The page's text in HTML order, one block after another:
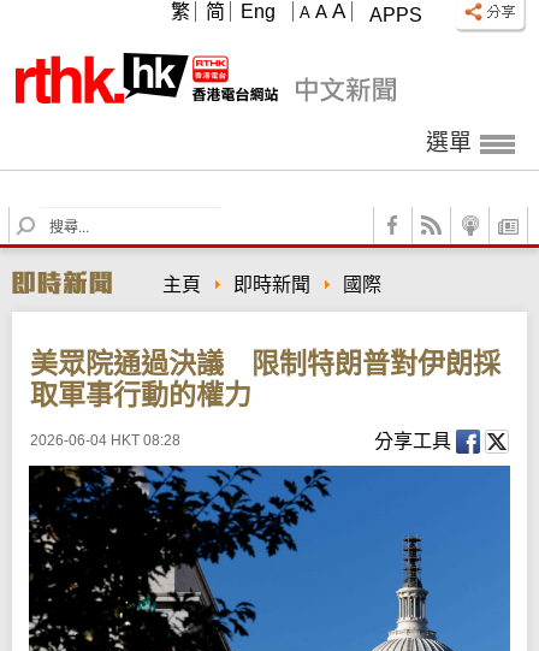
APPS
A A A
繁 简 Eng
選單
S
e
r
c
主頁 即時新聞 國際
美眾院通過決議 限制特朗普對伊朗採
取軍事行動的權力
2026-06-04 HKT 08:28 分享工具